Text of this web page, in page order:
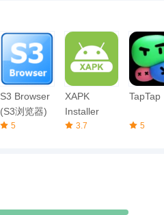
S3 Browser
(S3浏览器)
5
XAPK
Installer
3.7
TapTap
5